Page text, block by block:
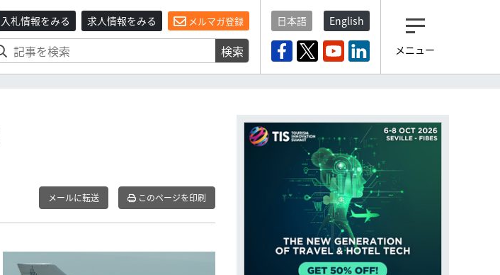
入札情報をみる 求人情報をみる メルマガ登録
検索
日本語 English
メニュー
メールに転送 このページを印刷
観光産業ニュース「トラベ
登録済みですよね？
もし未だ登録していないなら…
いますぐ登録する